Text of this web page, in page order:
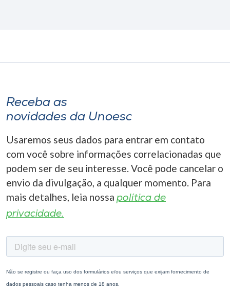
Receba as
novidades da Unoesc
Usaremos seus dados para entrar em contato
com você sobre informações correlacionadas que
podem ser de seu interesse. Você pode cancelar o
envio da divulgação, a qualquer momento. Para
mais detalhes, leia nossa política de
privacidade.